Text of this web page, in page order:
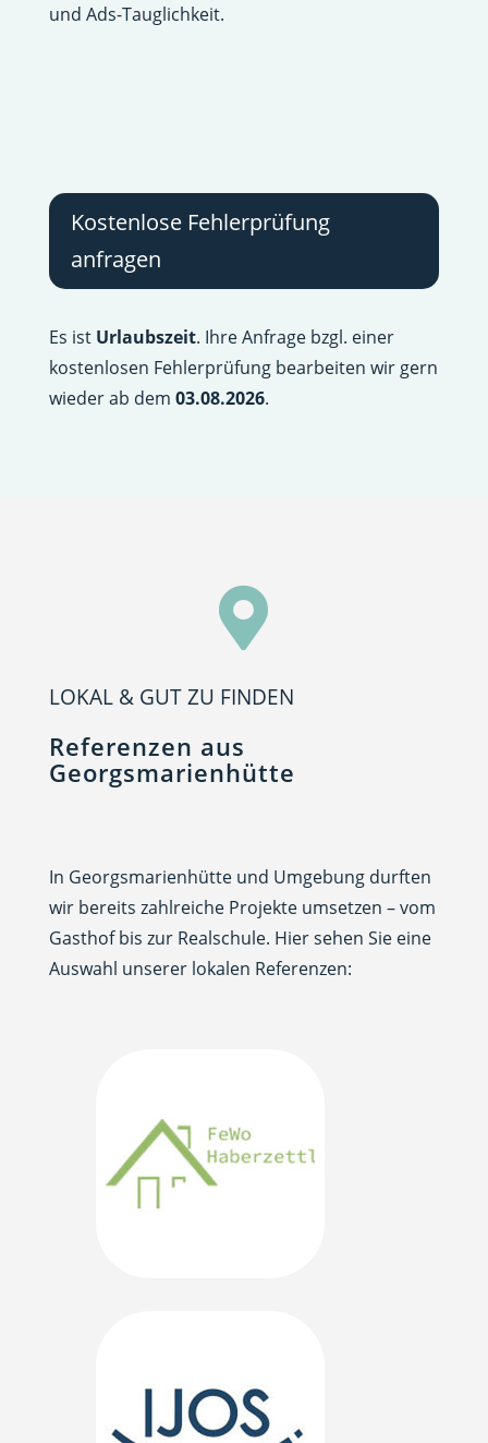
und Ads-Tauglichkeit.
Kostenlose Fehlerprüfung
anfragen
Es ist Urlaubszeit. Ihre Anfrage bzgl. einer
kostenlosen Fehlerprüfung bearbeiten wir gern
wieder ab dem 03.08.2026.

LOKAL & GUT ZU FINDEN
Referenzen aus
Georgsmarienhütte
In Georgsmarienhütte und Umgebung durften
wir bereits zahlreiche Projekte umsetzen – vom
Gasthof bis zur Realschule. Hier sehen Sie eine
Auswahl unserer lokalen Referenzen: